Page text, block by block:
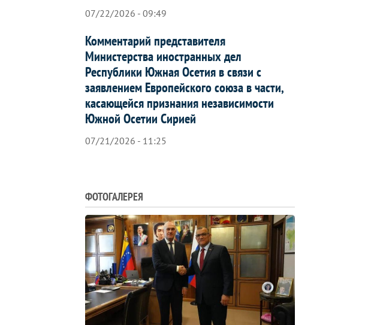
07/22/2026 - 09:49
Комментарий представителя
Министерства иностранных дел
Республики Южная Осетия в связи с
заявлением Европейского союза в части,
касающейся признания независимости
Южной Осетии Сирией
07/21/2026 - 11:25
ФОТОГАЛЕРЕЯ